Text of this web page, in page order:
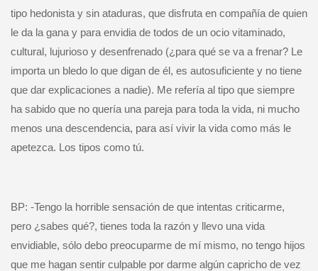
tipo hedonista y sin ataduras, que disfruta en compañía de quien
le da la gana y para envidia de todos de un ocio vitaminado,
cultural, lujurioso y desenfrenado (¿para qué se va a frenar? Le
importa un bledo lo que digan de él, es autosuficiente y no tiene
que dar explicaciones a nadie). Me refería al tipo que siempre
ha sabido que no quería una pareja para toda la vida, ni mucho
menos una descendencia, para así vivir la vida como más le
apetezca. Los tipos como tú.
BP: -Tengo la horrible sensación de que intentas criticarme,
pero ¿sabes qué?, tienes toda la razón y llevo una vida
envidiable, sólo debo preocuparme de mí mismo, no tengo hijos
que me hagan sentir culpable por darme algún capricho de vez